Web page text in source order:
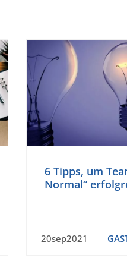
6 Tipps, um
Normal“
20sep2021